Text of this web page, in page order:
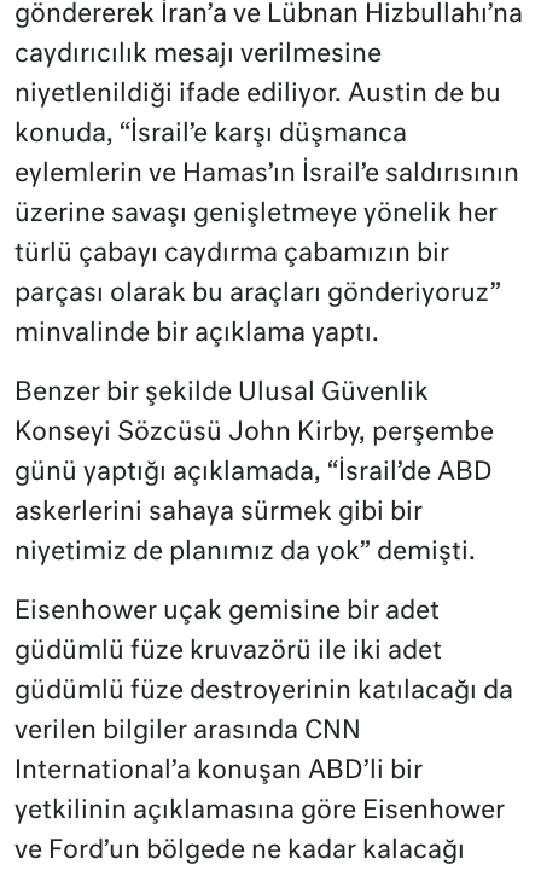
göndererek İran’a ve Lübnan Hizbullahı’na
caydırıcılık mesajı verilmesine
niyetlenildiği ifade ediliyor. Austin de bu
konuda, “İsrail’e karşı düşmanca
eylemlerin ve Hamas’ın İsrail’e saldırısının
üzerine savaşı genişletmeye yönelik her
türlü çabayı caydırma çabamızın bir
parçası olarak bu araçları gönderiyoruz”
minvalinde bir açıklama yaptı.
Benzer bir şekilde Ulusal Güvenlik
Konseyi Sözcüsü John Kirby, perşembe
günü yaptığı açıklamada, “İsrail’de ABD
askerlerini sahaya sürmek gibi bir
niyetimiz de planımız da yok” demişti.
Eisenhower uçak gemisine bir adet
güdümlü füze kruvazörü ile iki adet
güdümlü füze destroyerinin katılacağı da
verilen bilgiler arasında CNN
International’a konuşan ABD’li bir
yetkilinin açıklamasına göre Eisenhower
ve Ford’un bölgede ne kadar kalacağı